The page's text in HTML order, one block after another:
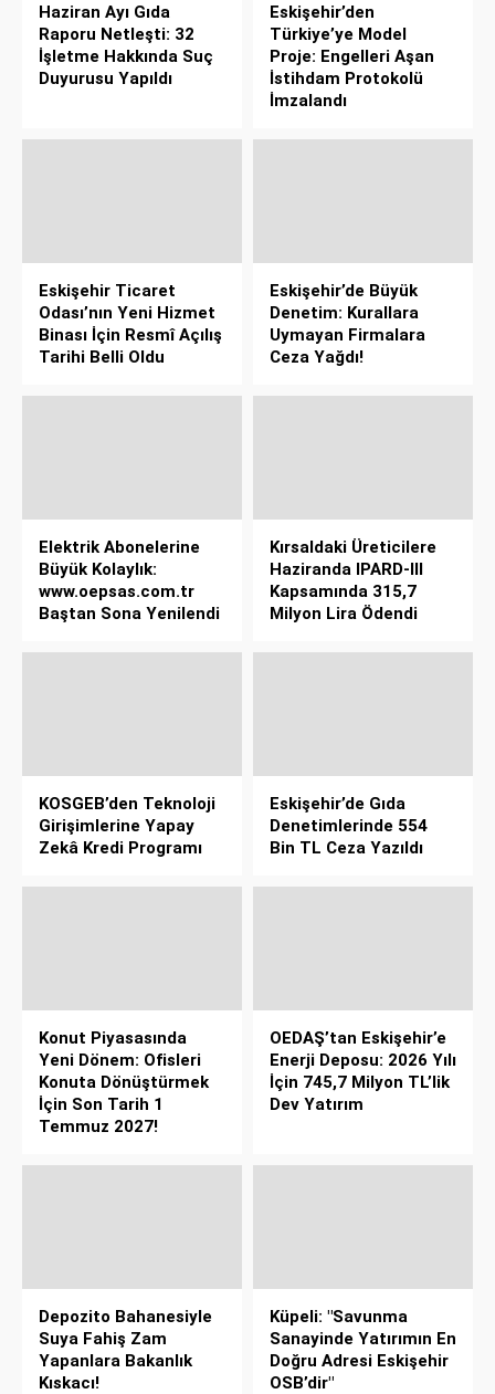
Haziran Ayı Gıda
Raporu Netleşti: 32
İşletme Hakkında Suç
Duyurusu Yapıldı
Eskişehir’den
Türkiye’ye Model
Proje: Engelleri Aşan
İstihdam Protokolü
İmzalandı
Eskişehir Ticaret
Odası’nın Yeni Hizmet
Binası İçin Resmî Açılış
Tarihi Belli Oldu
Eskişehir’de Büyük
Denetim: Kurallara
Uymayan Firmalara
Ceza Yağdı!
Elektrik Abonelerine
Büyük Kolaylık:
www.oepsas.com.tr
Baştan Sona Yenilendi
Kırsaldaki Üreticilere
Haziranda IPARD-III
Kapsamında 315,7
Milyon Lira Ödendi
KOSGEB’den Teknoloji
Girişimlerine Yapay
Zekâ Kredi Programı
Eskişehir’de Gıda
Denetimlerinde 554
Bin TL Ceza Yazıldı
Konut Piyasasında
Yeni Dönem: Ofisleri
Konuta Dönüştürmek
İçin Son Tarih 1
Temmuz 2027!
OEDAŞ’tan Eskişehir’e
Enerji Deposu: 2026 Yılı
İçin 745,7 Milyon TL’lik
Dev Yatırım
Depozito Bahanesiyle
Suya Fahiş Zam
Yapanlara Bakanlık
Kıskacı!
Küpeli: "Savunma
Sanayinde Yatırımın En
Doğru Adresi Eskişehir
OSB’dir"